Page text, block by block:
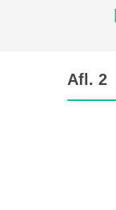
Afl. 2